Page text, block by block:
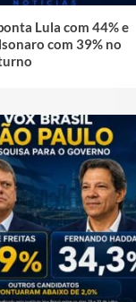
Lula com 44% e
com 39% no